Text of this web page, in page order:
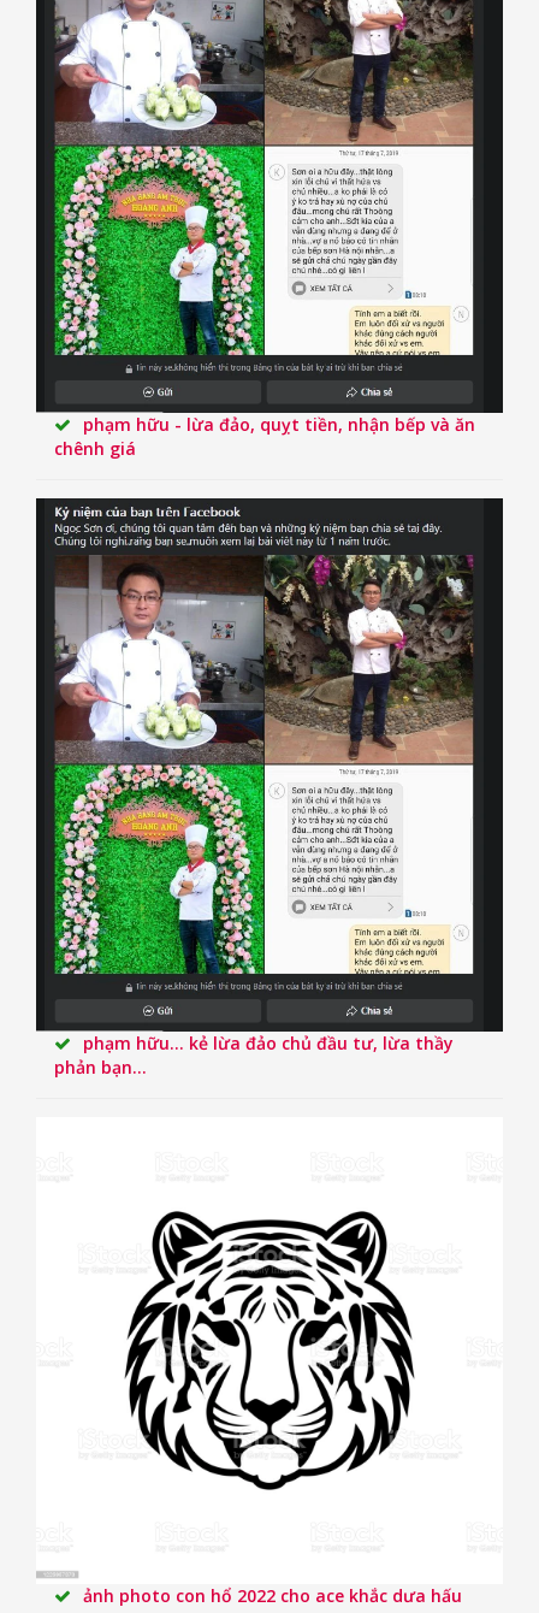
phạm hữu - lừa đảo, quỵt tiền, nhận bếp và ăn
chênh giá
phạm hữu... kẻ lừa đảo chủ đầu tư, lừa thầy
phản bạn...
ảnh photo con hổ 2022 cho ace khắc dưa hấu